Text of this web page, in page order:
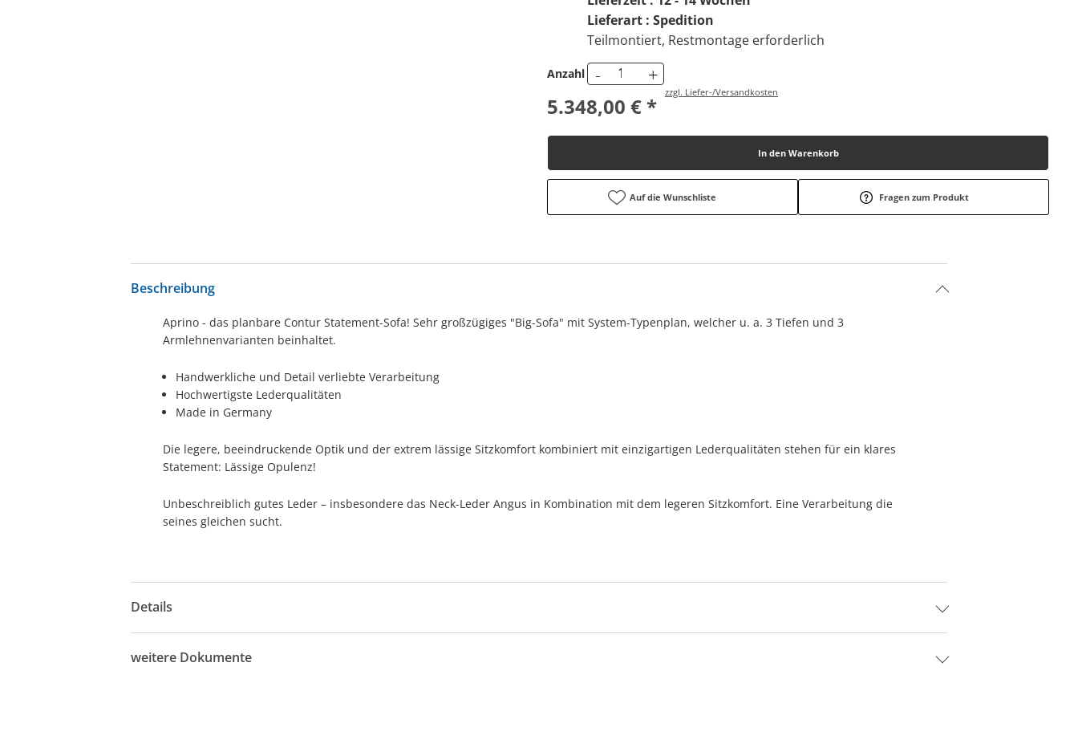
Lieferart : Spedition
Teilmontiert, Restmontage erforderlich
Anzahl - +
5.348,00 € *
zzgl. Liefer-/Versandkosten
In den Warenkorb
Auf die Wunschliste Fragen zum Produkt
Beschreibung
Aprino - das planbare Contur Statement-Sofa! Sehr großzügiges "Big-Sofa" mit System-Typenplan, welcher u. a. 3 Tiefen und 3
Armlehnenvarianten beinhaltet.
Handwerkliche und Detail verliebte Verarbeitung
Hochwertigste Lederqualitäten
Made in Germany
Die legere, beeindruckende Optik und der extrem lässige Sitzkomfort kombiniert mit einzigartigen Lederqualitäten stehen für ein klares
Statement: Lässige Opulenz!
Unbeschreiblich gutes Leder – insbesondere das Neck-Leder Angus in Kombination mit dem legeren Sitzkomfort. Eine Verarbeitung die
seines gleichen sucht.
Details
weitere Dokumente